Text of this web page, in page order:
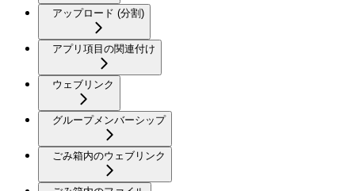
アップロード (分割)
アプリ項目の関連付け
ウェブリンク
グループメンバーシップ
ごみ箱内のウェブリンク